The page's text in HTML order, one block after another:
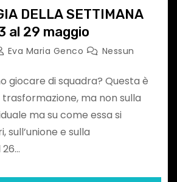
DELLA SETTIMANA
al 29 maggio
Eva Maria Genco
Nessun
giocare di squadra? Questa è
ma non sulla
ma su come essa si
sull’unione e sulla